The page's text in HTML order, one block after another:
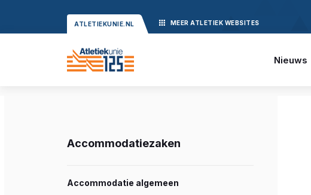
ATLETIEKUNIE.NL MEER ATLETIEK WEBSITES
Nieuws
Accommodatiezaken
Accommodatie algemeen